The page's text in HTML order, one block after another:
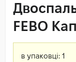
FEBO
в упаковці: 1